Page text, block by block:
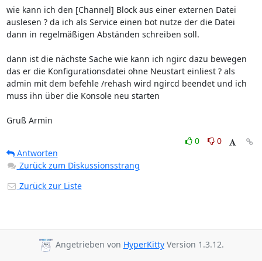
wie kann ich den [Channel] Block aus einer externen Datei
auslesen ? da ich als Service einen bot nutze der die Datei
dann in regelmäßigen Abständen schreiben soll.
dann ist die nächste Sache wie kann ich ngirc dazu bewegen
das er die Konfigurationsdatei ohne Neustart einliest ? als
admin mit dem befehle /rehash wird ngircd beendet und ich
muss ihn über die Konsole neu starten
Gruß Armin
0
0
Antworten
Zurück zum Diskussionsstrang
Zurück zur Liste
Angetrieben von HyperKittyVersion 1.3.12.